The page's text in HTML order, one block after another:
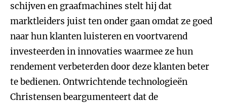
schijven en graafmachines stelt hij dat
marktleiders juist ten onder gaan omdat ze goed
naar hun klanten luisteren en voortvarend
investeerden in innovaties waarmee ze hun
rendement verbeterden door deze klanten beter
te bedienen. Ontwrichtende technologieën
Christensen beargumenteert dat de